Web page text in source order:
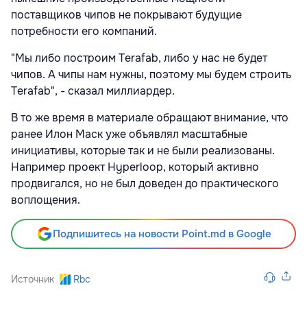
поставщиков чипов не покрывают будущие
потребности его компаний.
"Мы либо построим Terafab, либо у нас не будет
чипов. А чипы нам нужны, поэтому мы будем строить
Terafab", - сказал миллиардер.
В то же время в материале обращают внимание, что
ранее Илон Маск уже объявлял масштабные
инициативы, которые так и не были реализованы.
Например проект Hyperloop, который активно
продвигался, но не был доведен до практического
воплощения.
Подпишитесь на новости Point.md в Google
Источник Rbc